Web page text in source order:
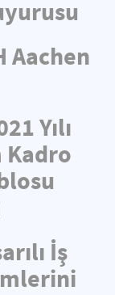
Aachen
Yılı
Kadro
İş